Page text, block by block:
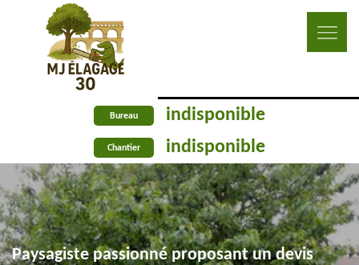
Bureau indisponible
Chantier indisponible
Paysagiste passionné proposant un devis